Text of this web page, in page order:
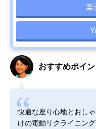
楽
おすすめポイン
快適な座り心地とおし
けの電動リクライニング